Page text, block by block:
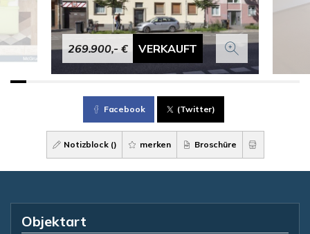
269.900,- € VERKAUFT
Facebook (Twitter)
Notizblock () merken Broschüre
Objektart